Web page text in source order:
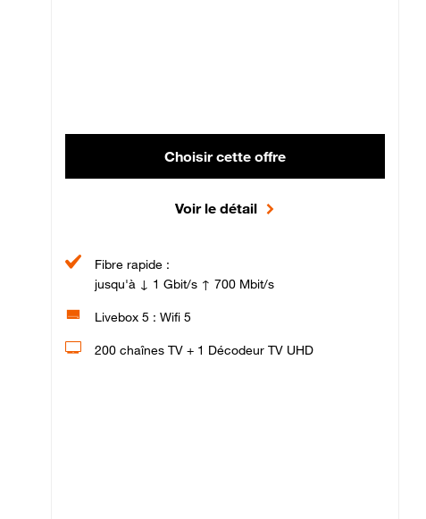
Choisir cette offre
Voir le détail
Fibre rapide :
jusqu'à ↓ 1 Gbit/s ↑ 700 Mbit/s
Livebox 5 : Wifi 5
200 chaînes TV + 1 Décodeur TV UHD